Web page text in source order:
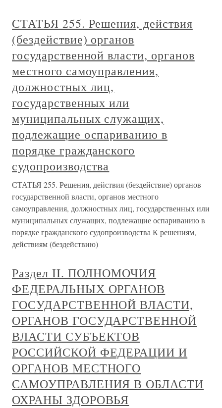
СТАТЬЯ 255. Решения, действия
(бездействие) органов
государственной власти, органов
местного самоуправления,
должностных лиц,
государственных или
муниципальных служащих,
подлежащие оспариванию в
порядке гражданского
судопроизводства
СТАТЬЯ 255. Решения, действия (бездействие) органов
государственной власти, органов местного
самоуправления, должностных лиц, государственных или
муниципальных служащих, подлежащие оспариванию в
порядке гражданского судопроизводства К решениям,
действиям (бездействию)
Раздел II. ПОЛНОМОЧИЯ
ФЕДЕРАЛЬНЫХ ОРГАНОВ
ГОСУДАРСТВЕННОЙ ВЛАСТИ,
ОРГАНОВ ГОСУДАРСТВЕННОЙ
ВЛАСТИ СУБЪЕКТОВ
РОССИЙСКОЙ ФЕДЕРАЦИИ И
ОРГАНОВ МЕСТНОГО
САМОУПРАВЛЕНИЯ В ОБЛАСТИ
ОХРАНЫ ЗДОРОВЬЯ